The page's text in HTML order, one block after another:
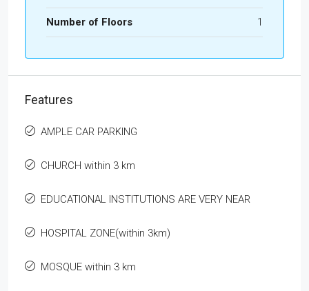
Number of Floors 1
Features
AMPLE CAR PARKING
CHURCH within 3 km
EDUCATIONAL INSTITUTIONS ARE VERY NEAR
HOSPITAL ZONE(within 3km)
MOSQUE within 3 km